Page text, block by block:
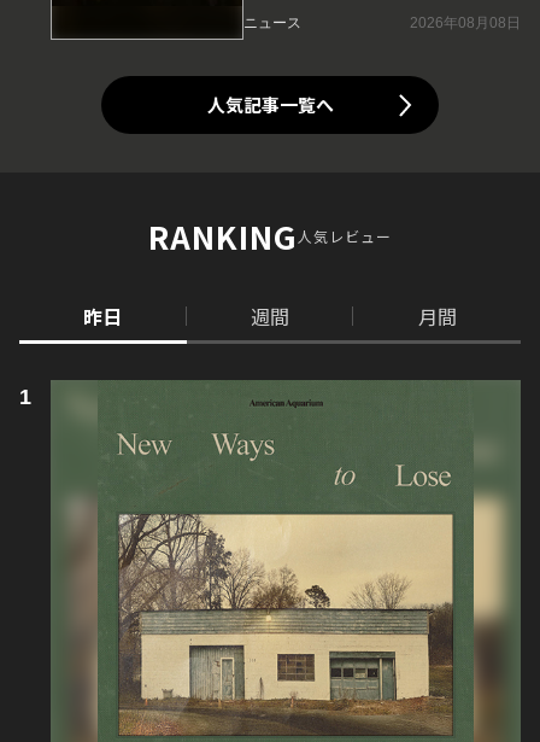
ニュース 2026年08月08日
人気記事一覧へ
RANKING人気レビュー
昨日 週間 月間